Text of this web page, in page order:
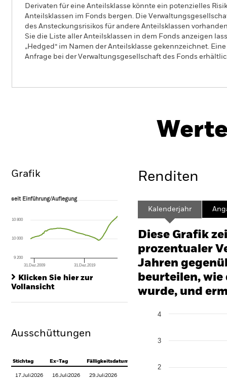
Derivaten für eine Anteilsklasse könnte ein potenzielles
Anteilsklassen im Fonds bergen. Die
des Ansteckungsrisikos für andere Anteilsklassen
Sie die Liste aller Anteilsklassen in dem Fonds anzeigen
„Hedged“ im Namen der Anteilsklasse gekennzeichnet.
Anfrage bei der Verwaltungsgesellschaft des Fonds
Wertentwicklung
Grafik
seit Einführung/Auflegung
The chart has 1 X axis displaying Time. Range: 2009-03-01 00:00:00 to
The chart has 1 Y axis displaying values. Range: -8 to 16.
seit Einführung/Auflegung
31.Dez.2009 31.Dez.2019
9 200
10 000
10 800
Klicken Sie hier zur
Vollansicht
Ausschüttungen
Stichtag Ex-Tag Fälligkeitsdatum
17.Juli2026 16.Juli2026 29.Juli2026
Renditen
Kalenderjahr
Diese Grafik
prozentualer
Jahren
beurteilen,
wurde, und
Bar chart with 2 data
2
3
4